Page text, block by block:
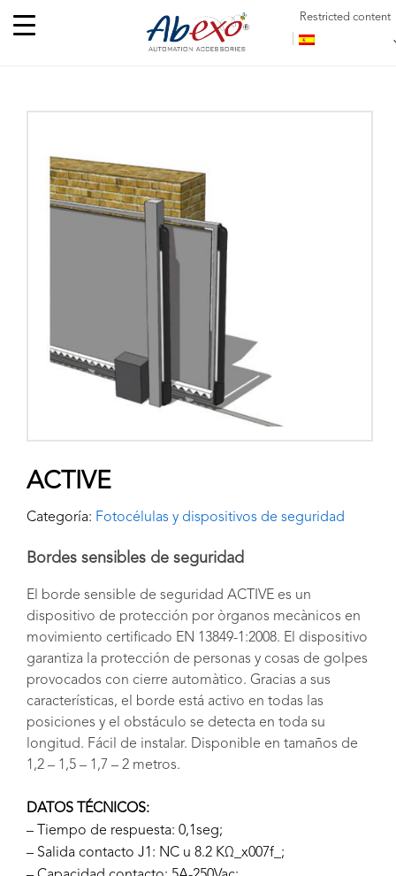
Restricted content
ACTIVE
Categoría: Fotocélulas y dispositivos de seguridad
Bordes sensibles de seguridad
El borde sensible de seguridad ACTIVE es un
dispositivo de protección por òrganos mecànicos en
movimiento certificado EN 13849-1:2008. El dispositivo
garantiza la protección de personas y cosas de golpes
provocados con cierre automàtico. Gracias a sus
características, el borde está activo en todas las
posiciones y el obstáculo se detecta en toda su
longitud. Fácil de instalar. Disponible en tamaños de
1,2 – 1,5 – 1,7 – 2 metros.
DATOS TÉCNICOS:
– Tiempo de respuesta: 0,1seg;
– Salida contacto J1: NC u 8.2 KΩ_x007f_;